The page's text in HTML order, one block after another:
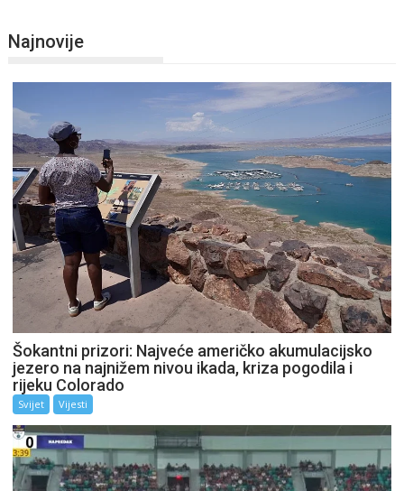
Najnovije
Šokantni prizori: Najveće američko akumulacijsko
jezero na najnižem nivou ikada, kriza pogodila i
rijeku Colorado
Svijet Vijesti